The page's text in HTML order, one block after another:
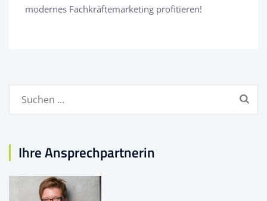
modernes Fachkräftemarketing profitieren!
Ihre Ansprechpartnerin